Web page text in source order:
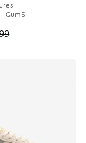
Gum5
en promotion.